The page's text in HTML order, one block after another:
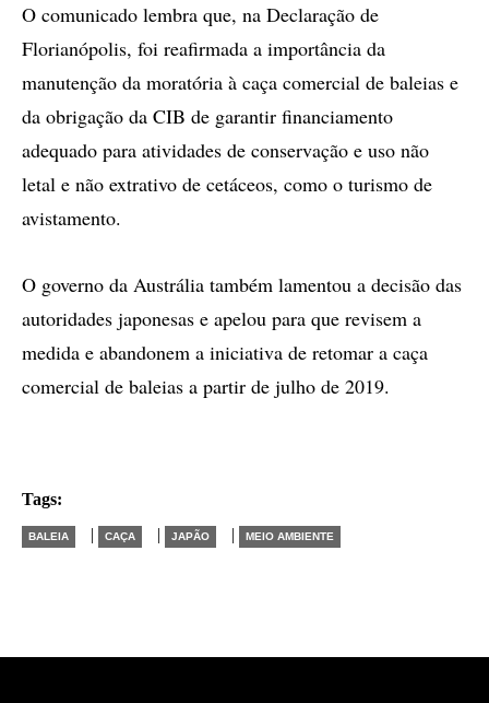
O comunicado lembra que, na Declaração de
Florianópolis, foi reafirmada a importância da
manutenção da moratória à caça comercial de baleias e
da obrigação da CIB de garantir financiamento
adequado para atividades de conservação e uso não
letal e não extrativo de cetáceos, como o turismo de
avistamento.
O governo da Austrália também lamentou a decisão das
autoridades japonesas e apelou para que revisem a
medida e abandonem a iniciativa de retomar a caça
comercial de baleias a partir de julho de 2019.
Tags:
BALEIA | CAÇA | JAPÃO | MEIO AMBIENTE